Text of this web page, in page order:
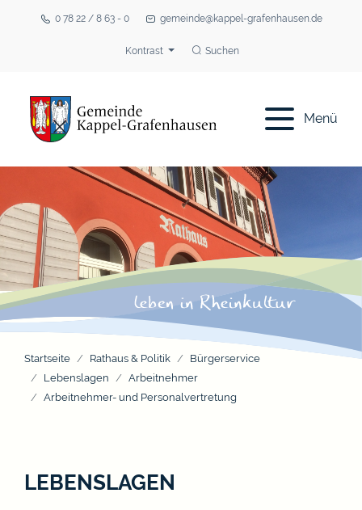
0 78 22 / 8 63 - 0 gemeinde@kappel-grafenhausen.de
Kontrast Suchen
Menü
Startseite Rathaus & Politik
Bürgerservice
Lebenslagen
Arbeitnehmer
Arbeitnehmer- und Personalvertretung
LEBENSLAGEN